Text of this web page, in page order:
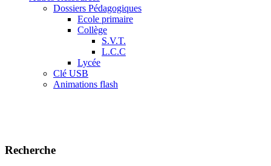
Dossiers Pédagogiques
Ecole primaire
Collège
S.V.T.
L.C.C
Lycée
Clé USB
Animations flash
Recherche